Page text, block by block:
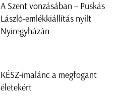
A Szent vonzásában – Puskás
László-emlékkiállítás nyílt
Nyíregyházán
KÉSZ-imalánc a megfogant
életekért